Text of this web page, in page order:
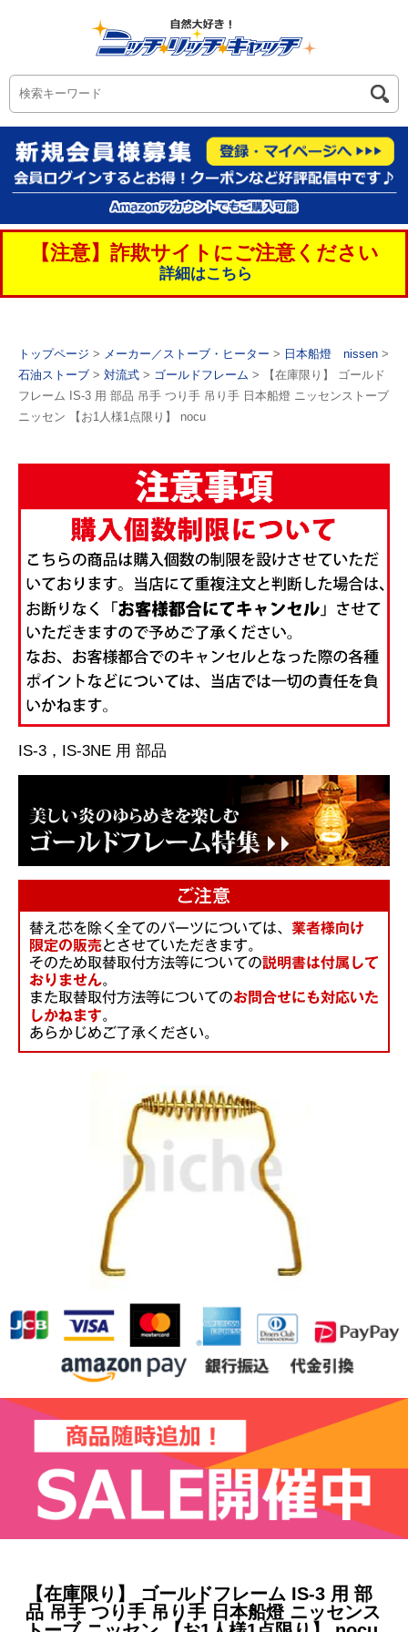
【注意】詐欺サイトにご注意ください
詳細はこちら
トップページ > メーカー／ストーブ・ヒーター > 日本船燈 nissen >
石油ストーブ > 対流式 > ゴールドフレーム > 【在庫限り】 ゴールド
フレーム IS-3 用 部品 吊手 つり手 吊り手 日本船燈 ニッセンストーブ
ニッセン 【お1人様1点限り】 nocu
IS-3，IS-3NE 用 部品
【在庫限り】 ゴールドフレーム IS-3 用 部
品 吊手 つり手 吊り手 日本船燈 ニッセンス